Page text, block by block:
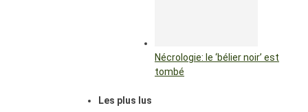
Nécrologie: le ‘bélier noir’ est
tombé
Les plus lus